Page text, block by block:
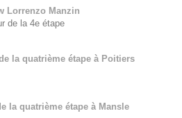
Lorrenzo Manzin
de la 4e étape
la quatrième étape à Poitiers
la quatrième étape à Mansle